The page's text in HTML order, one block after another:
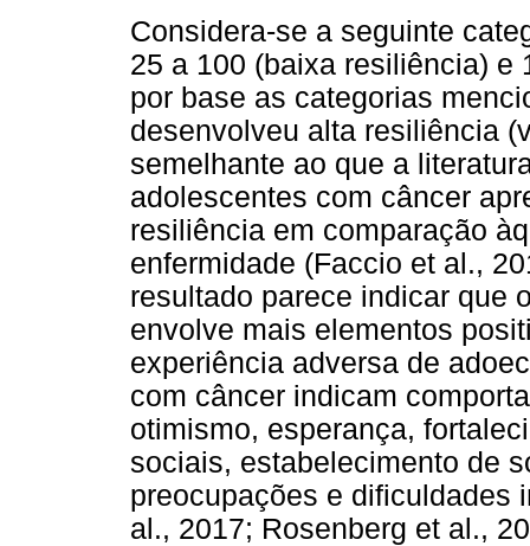
Considera-se a seguinte
25 a 100 (baixa resiliência) e
por base as categorias
desenvolveu alta resiliência
semelhante ao que a
adolescentes com câncer
resiliência em comparação
enfermidade (Faccio et al.,
resultado parece indicar que
envolve mais elementos
experiência adversa de
com câncer indicam
otimismo, esperança,
sociais, estabelecimento de
preocupações e dificuldades
al., 2017; Rosenberg et al.,